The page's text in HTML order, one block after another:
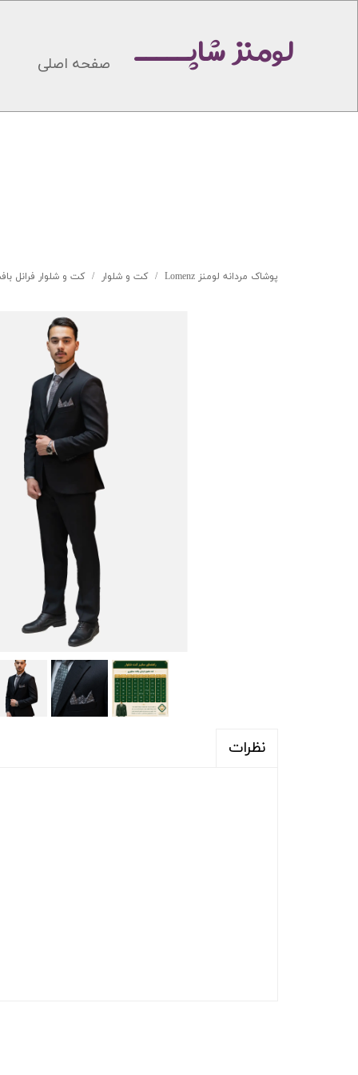
صفحه اصلی لومنز شاپـــــ
پوشاک مردانه لومنز Lomenz کت و شلوار کت و شلوار فرانل
نظرات